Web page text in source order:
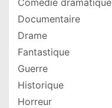
Documentaire
Drame
Fantastique
Guerre
Historique
Horreur